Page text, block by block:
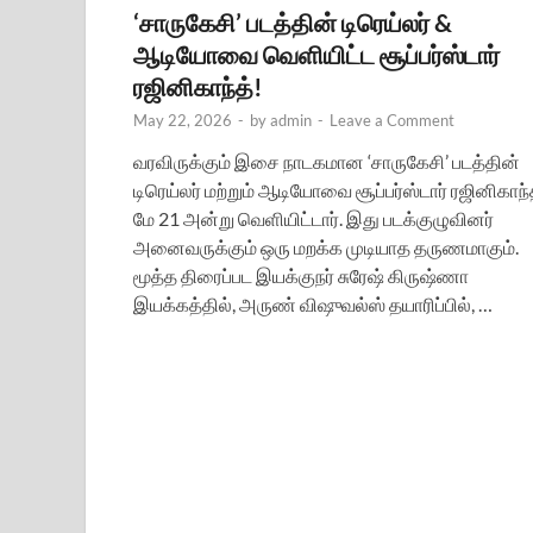
‘சாருகேசி’ படத்தின் டிரெய்லர் &
ஆடியோவை வெளியிட்ட சூப்பர்ஸ்டார்
ரஜினிகாந்த்!
May 22, 2026 - byadmin - Leave a Comment
வரவிருக்கும் இசை நாடகமான ‘சாருகேசி’ படத்தின்
டிரெய்லர் மற்றும் ஆடியோவை சூப்பர்ஸ்டார்
மே 21 அன்று வெளியிட்டார். இது படக்குழுவினர்
அனைவருக்கும் ஒரு மறக்க முடியாத தருணமாகும்.
மூத்த திரைப்பட இயக்குநர் சுரேஷ் கிருஷ்ணா
இயக்கத்தில், அருண் விஷுவல்ஸ் தயாரிப்பில், …